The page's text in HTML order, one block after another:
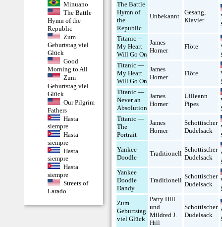
Minuano
The Battle
Hymn of the
Republic
Zum
Geburtstag viel
Glück
Good
Morning to All
Zum
Geburtstag viel
Glück
Our Pilgrim
Fathers
Hasta
siempre
Hasta
siempre
Hasta
siempre
Hasta
siempre
Streets of
Larado
The Battle
Hymn of
the
Republic
Unbekannt
Gesang,
Klavier
Titanic –
My Heart
Will Go On
James
Horner
Flöte
Titanic —
My Heart
Will Go On
James
Horner
Flöte
Titanic —
Never an
Absolution
James
Horner
Uilleann
Pipes
Titanic —
The
Portrait
James
Horner
Schottischer
Dudelsack
Yankee
Doodle
Traditionell
Schottischer
Dudelsack
Yankee
Doodle
Dandy
Traditionell
Schottischer
Dudelsack
Zum
Geburtstag
viel Glück
Patty Hill
und
Mildred J.
Hill
Schottischer
Dudelsack